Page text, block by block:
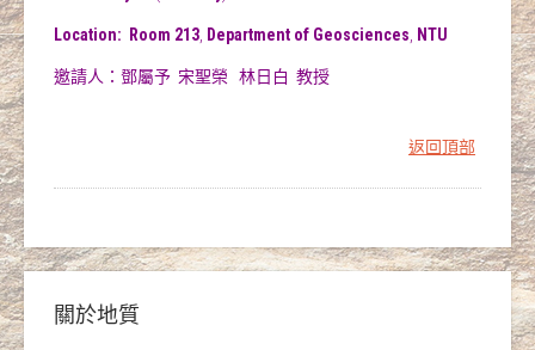
Location: Room 213 Department of Geosciences NTU
邀請人：鄧屬予 宋聖榮 林日白 教授
返回頂部
關於地質